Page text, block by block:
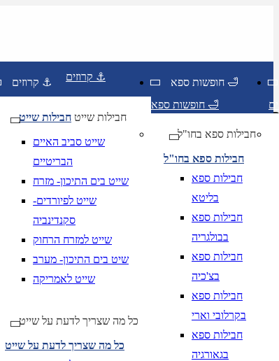
קרוזים ⚓ קרוזים ⚓
חבילות שייט חבילות שייט
שייט סביב האיים
הבריטיים
שייט בים התיכון- מזרח
שייט לפיורדים-
סקנדינביה
שייט למזרח הרחוק
שיט בים התיכון- מערב
שייט לאמריקה
כל מה שצריך לדעת על שייט
כל מה שצריך לדעת על שייט
חופשות ספא 🛁
חופשות ספא 🛁
חבילות ספא בחו"ל
חבילות ספא בחו"ל
חבילות ספא
בליטא
חבילות ספא
בבולגריה
חבילות ספא
בצ'כיה
חבילות ספא
בקרלובי וארי
חבילות ספא
בגאורגיה
יום בשתי ספרות קו נטוי חודש בשתי ספרות קו נטוי
DD/MM/YY יום בשתי ספרות קו נטוי חודש בשתי ספרות קו נטוי